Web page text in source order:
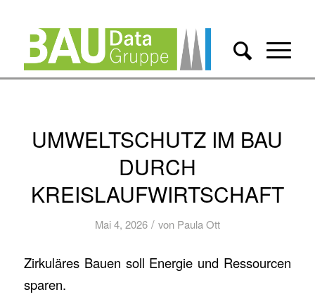
UMWELTSCHUTZ IM BAU
DURCH
KREISLAUFWIRTSCHAFT
Mai 4, 2026 / von Paula Ott
Zirkuläres Bauen soll Energie und Ressourcen
sparen.